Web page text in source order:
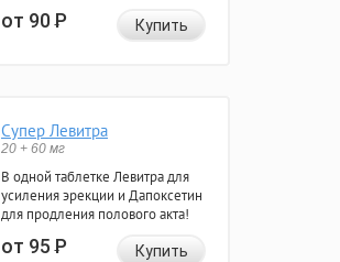
от 90Р Купить
Супер Левитра
20 + 60 мг
В одной таблетке Левитра для
усиления эрекции и Дапоксетин
для продления полового акта!
от 95Р Купить